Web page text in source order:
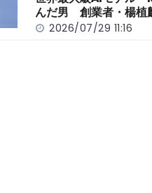
んだ男 創業者・楊植
2026/07/29 11:16